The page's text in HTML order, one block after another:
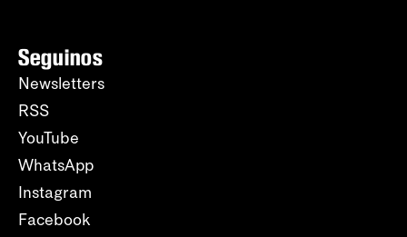
Seguinos
Newsletters
RSS
YouTube
WhatsApp
Instagram
Facebook